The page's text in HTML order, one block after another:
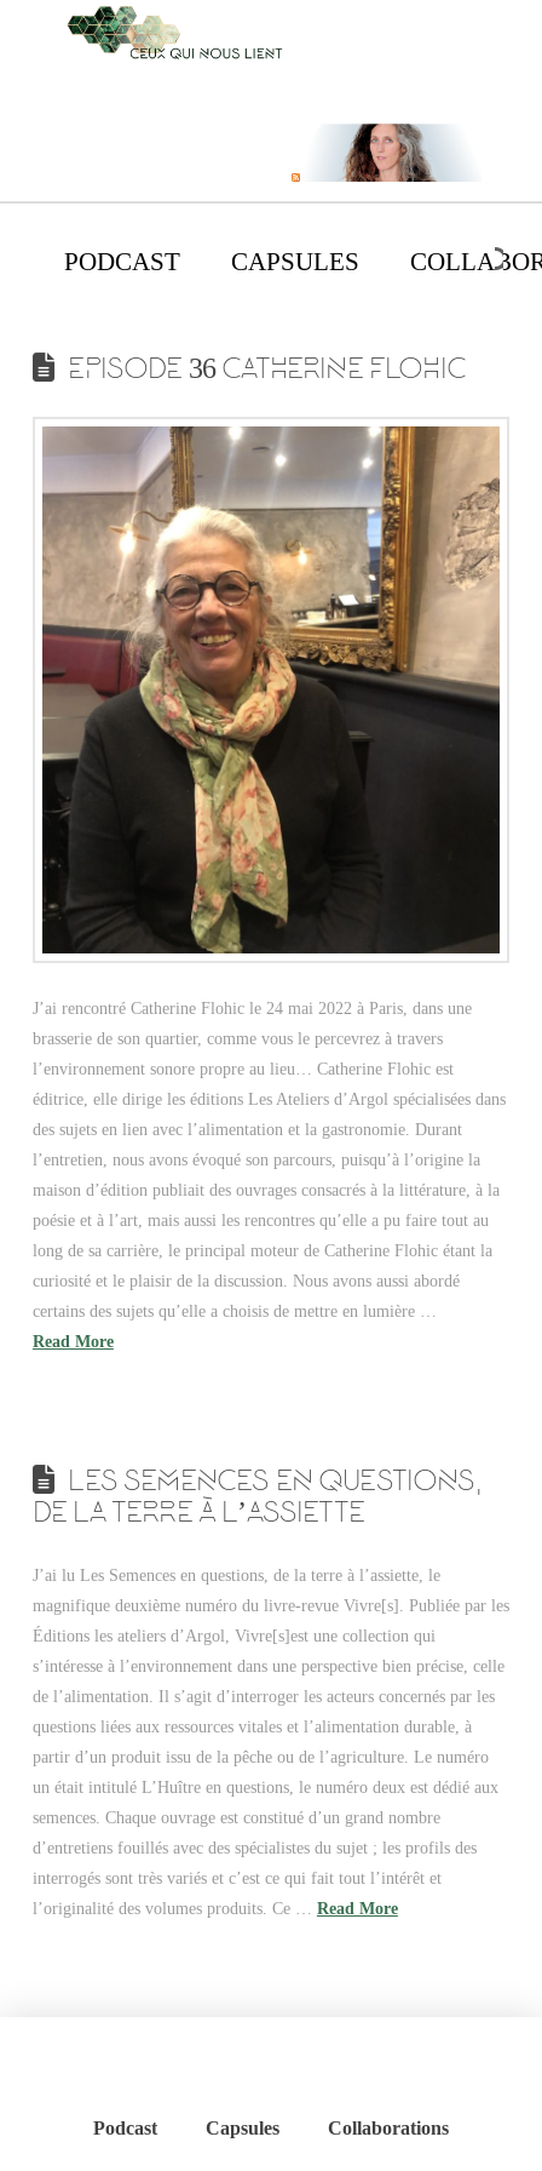
PODCAST CAPSULES
EPISODE 36 CATHERINE FLOHIC
J’ai rencontré Catherine Flohic le 24 mai 2022 à Paris, dans une
brasserie de son quartier, comme vous le percevrez à travers
l’environnement sonore propre au lieu… Catherine Flohic est
éditrice, elle dirige les éditions Les Ateliers d’Argol spécialisées dans
des sujets en lien avec l’alimentation et la gastronomie. Durant
l’entretien, nous avons évoqué son parcours, puisqu’à l’origine la
maison d’édition publiait des ouvrages consacrés à la littérature, à la
poésie et à l’art, mais aussi les rencontres qu’elle a pu faire tout au
long de sa carrière, le principal moteur de Catherine Flohic étant la
curiosité et le plaisir de la discussion. Nous avons aussi abordé
certains des sujets qu’elle a choisis de mettre en lumière …
Read More
LES SEMENCES EN QUESTIONS,
DE LA TERRE À L’ASSIETTE
J’ai lu Les Semences en questions, de la terre à l’assiette, le
magnifique deuxième numéro du livre-revue Vivre[s]. Publiée par les
Éditions les ateliers d’Argol, Vivre[s]est une collection qui
s’intéresse à l’environnement dans une perspective bien précise, celle
de l’alimentation. Il s’agit d’interroger les acteurs concernés par les
questions liées aux ressources vitales et l’alimentation durable, à
partir d’un produit issu de la pêche ou de l’agriculture. Le numéro
un était intitulé L’Huître en questions, le numéro deux est dédié aux
semences. Chaque ouvrage est constitué d’un grand nombre
d’entretiens fouillés avec des spécialistes du sujet ; les profils des
interrogés sont très variés et c’est ce qui fait tout l’intérêt et
l’originalité des volumes produits. Ce … Read More
Podcast Capsules Collaborations